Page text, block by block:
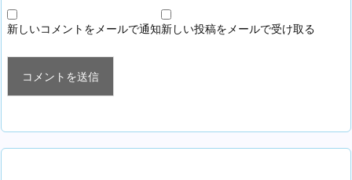
新しいコメントをメールで通知新しい投稿をメールで受け取る